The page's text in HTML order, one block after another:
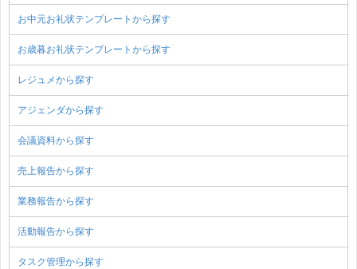
お中元お礼状テンプレートから探す
お歳暮お礼状テンプレートから探す
レジュメから探す
アジェンダから探す
会議資料から探す
売上報告から探す
業務報告から探す
活動報告から探す
タスク管理から探す